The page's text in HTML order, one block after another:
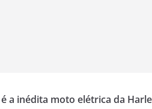
é a inédita moto elétrica da